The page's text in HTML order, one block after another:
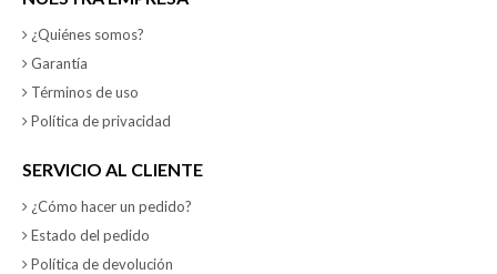
¿Quiénes somos?
Garantía
Términos de uso
Política de privacidad
SERVICIO AL CLIENTE
¿Cómo hacer un pedido?
Estado del pedido
Política de devolución